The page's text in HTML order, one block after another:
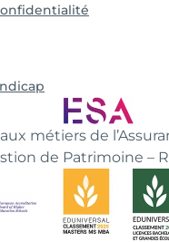
métiers de
de Patrimoine –